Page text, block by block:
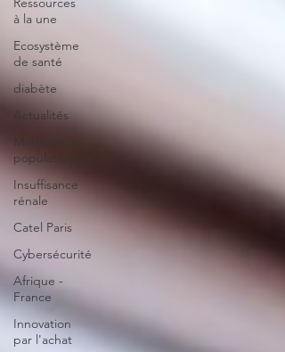
à la une
Ecosystème
de santé
diabète
Actualités
Médecine
populationelle
Insuffisance
rénale
Catel Paris
Cybersécurité
Afrique -
France
Innovation
par l'achat